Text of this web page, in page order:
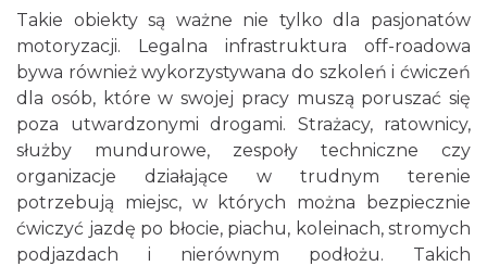
Takie obiekty są ważne nie tylko dla pasjonatów
motoryzacji. Legalna infrastruktura off-roadowa
bywa również wykorzystywana do szkoleń i ćwiczeń
dla osób, które w swojej pracy muszą poruszać się
poza utwardzonymi drogami. Strażacy, ratownicy,
służby mundurowe, zespoły techniczne czy
organizacje działające w trudnym terenie
potrzebują miejsc, w których można bezpiecznie
ćwiczyć jazdę po błocie, piachu, koleinach, stromych
podjazdach i nierównym podłożu. Takich